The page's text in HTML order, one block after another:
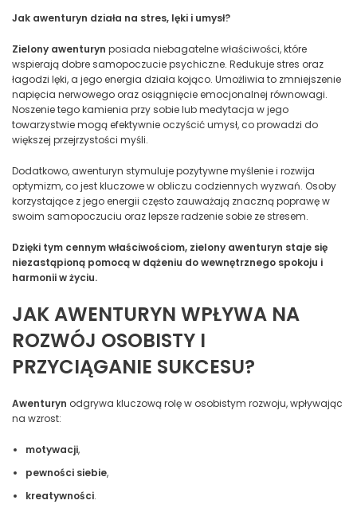
Jak awenturyn działa na stres, lęki i umysł?
Zielony awenturyn posiada niebagatelne właściwości, które
wspierają dobre samopoczucie psychiczne. Redukuje stres oraz
łagodzi lęki, a jego energia działa kojąco. Umożliwia to zmniejszenie
napięcia nerwowego oraz osiągnięcie emocjonalnej równowagi.
Noszenie tego kamienia przy sobie lub medytacja w jego
towarzystwie mogą efektywnie oczyścić umysł, co prowadzi do
większej przejrzystości myśli.
Dodatkowo, awenturyn stymuluje pozytywne myślenie i rozwija
optymizm, co jest kluczowe w obliczu codziennych wyzwań. Osoby
korzystające z jego energii często zauważają znaczną poprawę w
swoim samopoczuciu oraz lepsze radzenie sobie ze stresem.
Dzięki tym cennym właściwościom, zielony awenturyn staje się
niezastąpioną pomocą w dążeniu do wewnętrznego spokoju i
harmonii w życiu.
JAK AWENTURYN WPŁYWA NA
ROZWÓJ OSOBISTY I
PRZYCIĄGANIE SUKCESU?
Awenturyn odgrywa kluczową rolę w osobistym rozwoju, wpływając
na wzrost:
motywacji,
pewności siebie,
kreatywności.